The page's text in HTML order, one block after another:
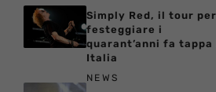
Simply Red, il tour per
festeggiare i
quarant’anni fa tappa
Italia
NEWS